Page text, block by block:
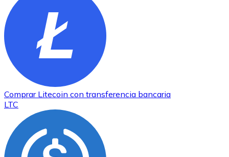
Comprar Litecoin con transferencia bancaria
LTC